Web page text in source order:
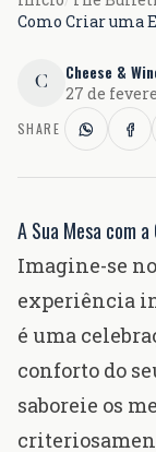
Como Criar uma
C Cheese &
27 de
SHARE
A Sua Mesa com
Imagine-se
experiência
é uma
conforto do
saboreie os